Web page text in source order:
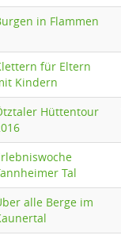
in Flammen
für Eltern
Kindern
Hüttentour
Tal
alle Berge im